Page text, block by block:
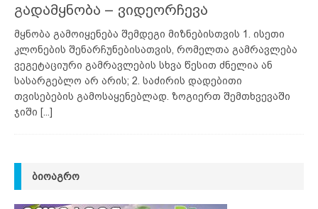
გადამყნობა – ვიდეორჩევა
მყნობა გამოიყენება შემდეგი მიზნებისთვის 1. ისეთი
კლონების შენარჩუნებისათვის, რომელთა გამრავლება
ვეგეტაციური გამრავლების სხვა წესით ძნელია ან
სასარგებლო არ არის; 2. საძირის დადებითი
თვისებების გამოსაყენებლად. ზოგიერთ შემთხვევაში
ჯიში [...]
ᲑᲘᲝᲐᲒᲠᲝ